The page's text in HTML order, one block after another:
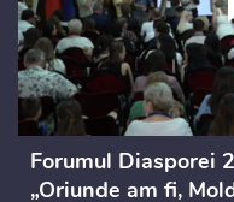
Forumul Diasporei
„Oriunde am fi,